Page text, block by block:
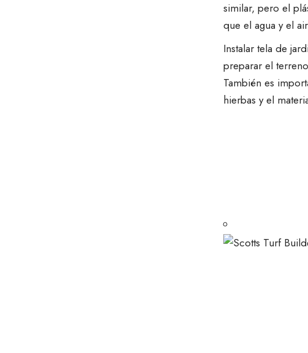
similar, pero el
que el agua y el
Instalar tela de
preparar el
También es
hierbas y el